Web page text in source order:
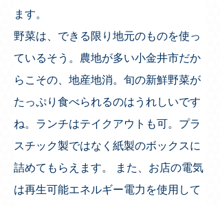
ます。
野菜は、できる限り地元のものを使っ
ているそう。農地が多い小金井市だか
らこその、地産地消。旬の新鮮野菜が
たっぷり食べられるのはうれしいです
ね。ランチはテイクアウトも可。プラ
スチック製ではなく紙製のボックスに
詰めてもらえます。 また、お店の電気
は再生可能エネルギー電力を使用して